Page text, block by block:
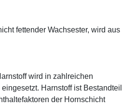
fettender Wachsester, wird aus
wird in zahlreichen
Harnstoff ist Bestandteil
der Hornschicht